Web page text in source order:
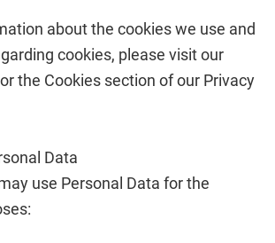
about the cookies we use and
cookies, please visit our
the Cookies section of our Privacy
Data
use Personal Data for the